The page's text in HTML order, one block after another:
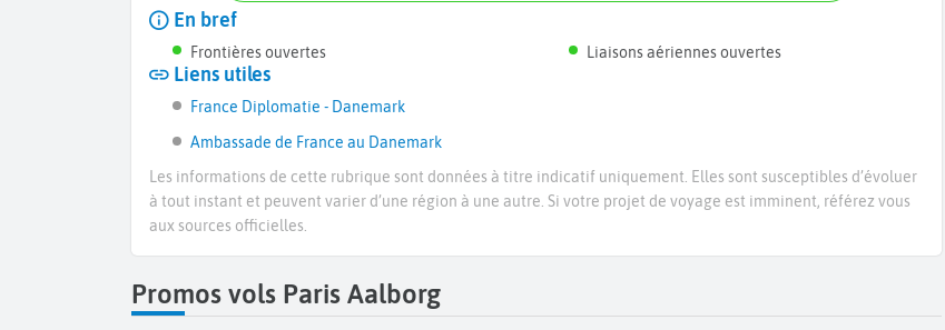
En bref
Frontières ouvertes Liaisons aériennes ouvertes
Liens utiles
France Diplomatie - Danemark
Ambassade de France au Danemark
Les informations de cette rubrique sont données à titre indicatif uniquement. Elles sont susceptibles d’évoluer
à tout instant et peuvent varier d’une région à une autre. Si votre projet de voyage est imminent, référez vous
aux sources officielles.
Promos vols Paris Aalborg